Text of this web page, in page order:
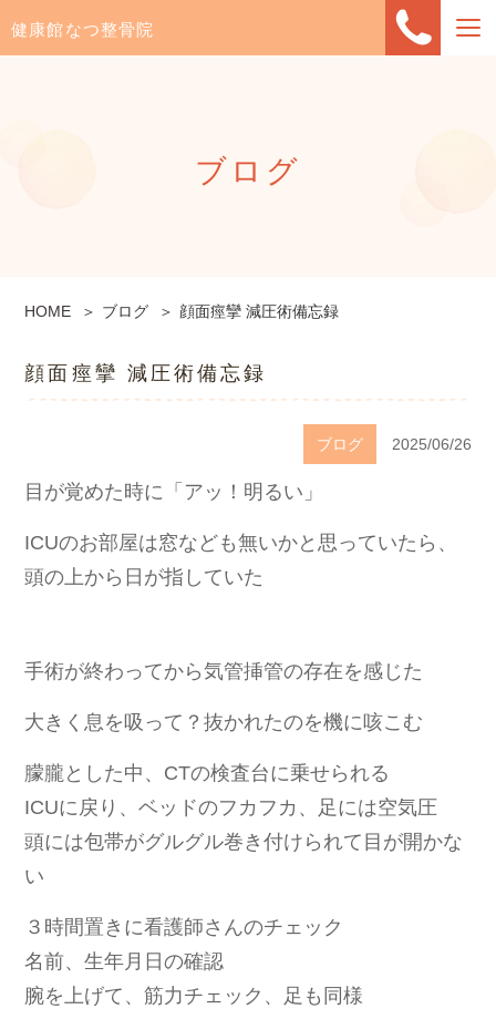
健康館なつ整骨院
ブログ
HOME ブログ 顔面痙攣 減圧術備忘録
顔面痙攣 減圧術備忘録
ブログ 2025/06/26
目が覚めた時に「アッ！明るい」
ICUのお部屋は窓なども無いかと思っていたら、
頭の上から日が指していた
手術が終わってから気管挿管の存在を感じた
大きく息を吸って？抜かれたのを機に咳こむ
朦朧とした中、CTの検査台に乗せられる
ICUに戻り、ベッドのフカフカ、足には空気圧
頭には包帯がグルグル巻き付けられて目が開かな
い
３時間置きに看護師さんのチェック
名前、生年月日の確認
腕を上げて、筋力チェック、足も同様